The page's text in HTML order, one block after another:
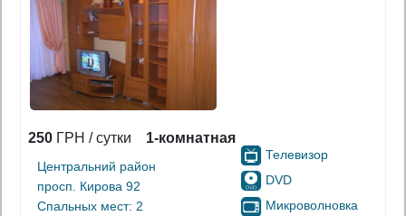
250 ГРН / сутки 1-комнатная
Центральний район
просп. Кирова 92
Спальных мест: 2
Телевизор
DVD
Микроволновка